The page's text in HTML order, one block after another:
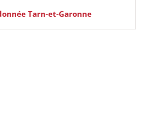
Tarn-et-Garonne